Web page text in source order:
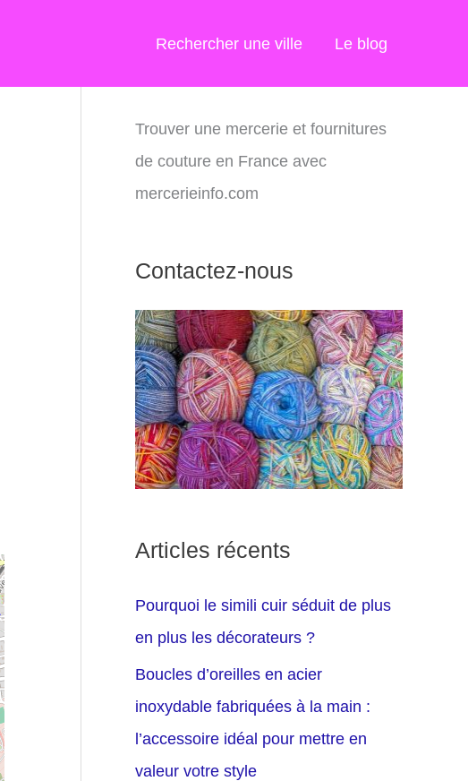
Rechercher une ville Le blog
Trouver une mercerie et fournitures
de couture en France avec
mercerieinfo.com
Contactez-nous
Articles récents
Pourquoi le simili cuir séduit de plus
en plus les décorateurs ?
Boucles d’oreilles en acier
inoxydable fabriquées à la main :
l’accessoire idéal pour mettre en
valeur votre style